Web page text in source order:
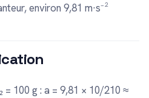
environ 9,81 m·s⁻²
= 100 g : a = 9,81 × 10/210 ≈